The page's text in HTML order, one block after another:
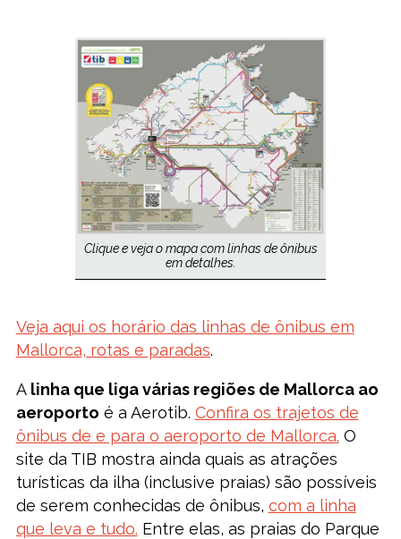
Clique e veja o mapa com linhas de ônibus
em detalhes.
Veja aqui os horário das linhas de ônibus em
Mallorca, rotas e paradas.
A linha que liga várias regiões de Mallorca ao
aeroporto é a Aerotib. Confira os trajetos de
ônibus de e para o aeroporto de Mallorca. O
site da TIB mostra ainda quais as atrações
turísticas da ilha (inclusive praias) são possíveis
de serem conhecidas de ônibus, com a linha
que leva e tudo. Entre elas, as praias do Parque